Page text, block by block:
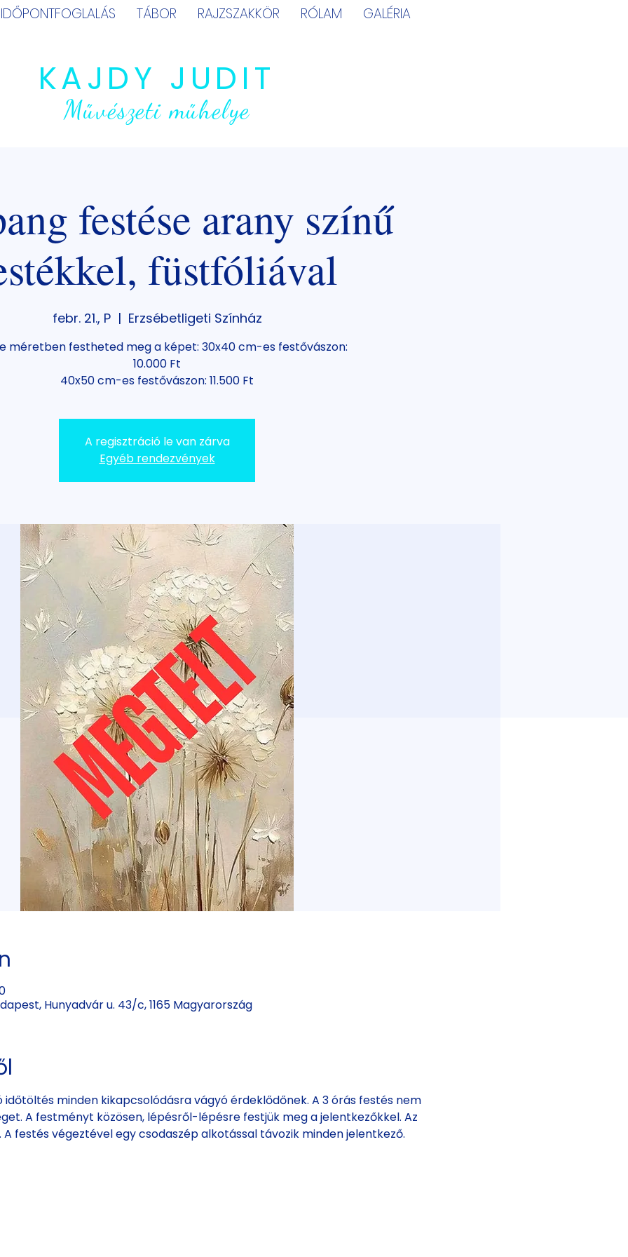
IDŐPONTFOGLALÁS TÁBOR RAJZSZAKKÖR RÓLAM GALÉRIA
KAJDY JUDIT
Művészeti műhelye
festése arany színű
füstfóliával
febr. 21., P
  |
Erzsébetligeti Színház
méretben festheted meg a képet: 30x40 cm-es festővászon:
10.000 Ft
A regisztráció le van zárva
Egyéb rendezvények
Hunyadvár u. 43/c, 1165 Magyarország
minden kikapcsolódásra vágyó érdeklődőnek. A 3 órás festés nem
A festményt közösen, lépésről-lépésre festjük meg a jelentkezőkkel. Az
festés végeztével egy csodaszép alkotással távozik minden jelentkező.